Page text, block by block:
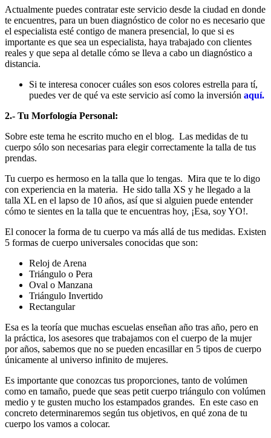
Actualmente puedes contratar este servicio desde la ciudad en donde
te encuentres, para un buen diagnóstico de color no es necesario que
el especialista esté contigo de manera presencial, lo que si es
importante es que sea un especialista, haya trabajado con clientes
reales y que sepa al detalle cómo se lleva a cabo un diagnóstico a
distancia.
Si te interesa conocer cuáles son esos colores estrella para tí,
puedes ver de qué va este servicio así como la inversión aquí.
2.- Tu Morfología Personal:
Sobre este tema he escrito mucho en el blog. Las medidas de tu
cuerpo sólo son necesarias para elegir correctamente la talla de tus
prendas.
Tu cuerpo es hermoso en la talla que lo tengas. Mira que te lo digo
con experiencia en la materia. He sido talla XS y he llegado a la
talla XL en el lapso de 10 años, así que si alguien puede entender
cómo te sientes en la talla que te encuentras hoy, ¡Esa, soy YO!.
El conocer la forma de tu cuerpo va más allá de tus medidas. Existen
5 formas de cuerpo universales conocidas que son:
Reloj de Arena
Triángulo o Pera
Oval o Manzana
Triángulo Invertido
Rectangular
Esa es la teoría que muchas escuelas enseñan año tras año, pero en
la práctica, los asesores que trabajamos con el cuerpo de la mujer
por años, sabemos que no se pueden encasillar en 5 tipos de cuerpo
únicamente al universo infinito de mujeres.
Es importante que conozcas tus proporciones, tanto de volúmen
como en tamaño, puede que seas petit cuerpo triángulo con volúmen
medio y te gusten mucho los estampados grandes. En este caso en
concreto determinaremos según tus objetivos, en qué zona de tu
cuerpo los vamos a colocar.